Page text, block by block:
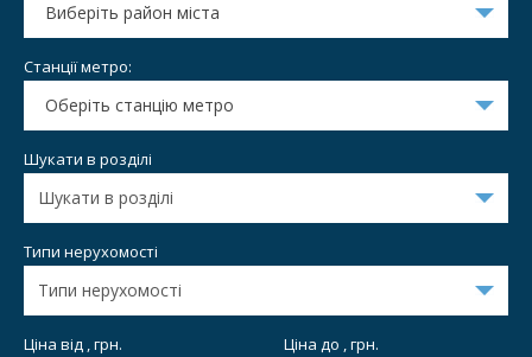
Виберіть район міста
Станції метро:
Оберіть станцію метро
Шукати в розділі
Типи нерухомості
Ціна від , грн. Ціна до , грн.